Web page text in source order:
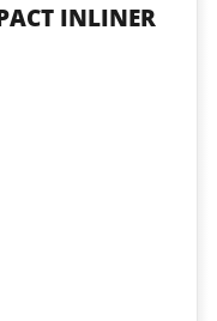
INLINER